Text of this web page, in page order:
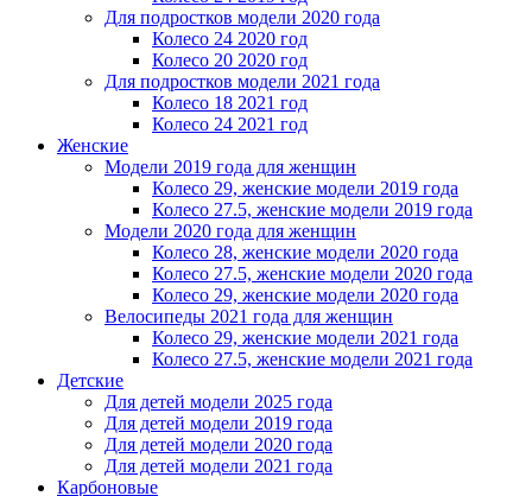
Для подростков модели 2020 года
Колесо 24 2020 год
Колесо 20 2020 год
Для подростков модели 2021 года
Колесо 18 2021 год
Колесо 24 2021 год
Женскиe
Модели 2019 года для женщин
Колесо 29, женские модели 2019 года
Колесо 27.5, женские модели 2019 года
Модели 2020 года для женщин
Колесо 28, женские модели 2020 года
Колесо 27.5, женские модели 2020 года
Колесо 29, женские модели 2020 года
Велосипеды 2021 года для женщин
Колесо 29, женские модели 2021 года
Колесо 27.5, женские модели 2021 года
Детские
Для детей модели 2025 года
Для детей модели 2019 года
Для детей модели 2020 года
Для детей модели 2021 года
Карбоновые